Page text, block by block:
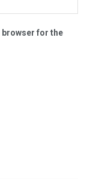
browser for the